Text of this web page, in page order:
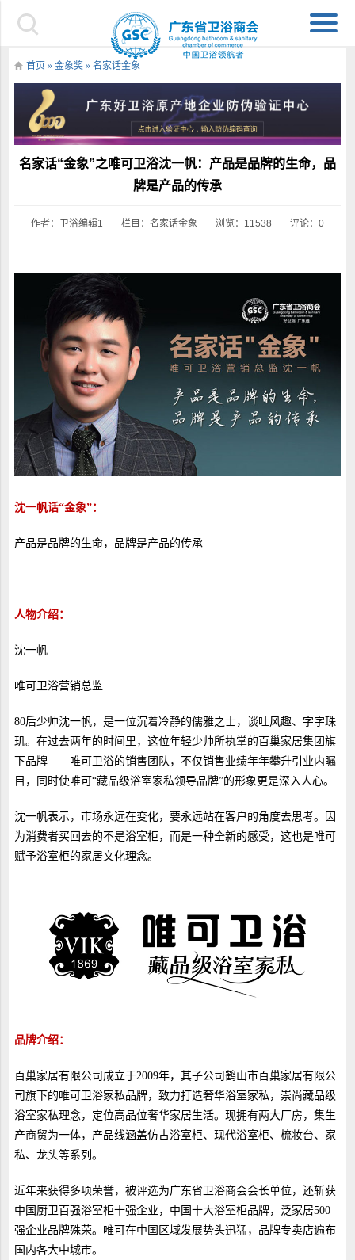
首页 » 金象奖» 名家话金象
名家话“金象”之唯可卫浴沈一帆：产品是品牌的生命，品
牌是产品的传承
作者：卫浴编辑1 栏目： 名家话金象 浏览：11538 评论：0
沈一帆话“金象”：
产品是品牌的生命，品牌是产品的传承
人物介绍：
沈一帆
唯可卫浴营销总监
80后少帅沈一帆，是一位沉着冷静的儒雅之士，谈吐风趣、字字珠
玑。在过去两年的时间里，这位年轻少帅所执掌的百巢家居集团旗
下品牌——唯可卫浴的销售团队，不仅销售业绩年年攀升引业内瞩
目，同时使唯可“藏品级浴室家私领导品牌”的形象更是深入人心。
沈一帆表示，市场永远在变化，要永远站在客户的角度去思考。因
为消费者买回去的不是浴室柜，而是一种全新的感受，这也是唯可
赋予浴室柜的家居文化理念。
品牌介绍：
百巢家居有限公司成立于2009年，其子公司鹤山市百巢家居有限公
司旗下的唯可卫浴家私品牌，致力打造奢华浴室家私，崇尚藏品级
浴室家私理念，定位高品位奢华家居生活。现拥有两大厂房，集生
产商贸为一体，产品线涵盖仿古浴室柜、现代浴室柜、梳妆台、家
私、龙头等系列。
近年来获得多项荣誉，被评选为广东省卫浴商会会长单位，还斩获
中国厨卫百强浴室柜十强企业，中国十大浴室柜品牌，泛家居500
强企业品牌殊荣。唯可在中国区域发展势头迅猛，品牌专卖店遍布
国内各大中城市。